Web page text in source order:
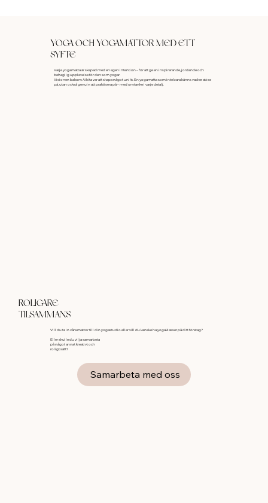
YOGA OCH YOGAMATTOR MED ETT
SYFTE
Varje yogamatta är skapad med en egen intention – för att ge en inspirerande, jordande och
behaglig upplevelse för den som yogar.
Visionen bakom Aikita var att skapa något unikt. En yogamatta som inte bara känns vacker att se
på, utan också genuin att praktisera på – med omtanke i varje detalj.
ROLIGARE
TILSAMMANS
Vill du ta in våra mattor till din yogastudio eller vill du kanske ha yogaklasser på ditt företag?
Eller skulle du vilja samarbeta
på något annat kreativt och
roligt sätt?
Samarbeta med oss